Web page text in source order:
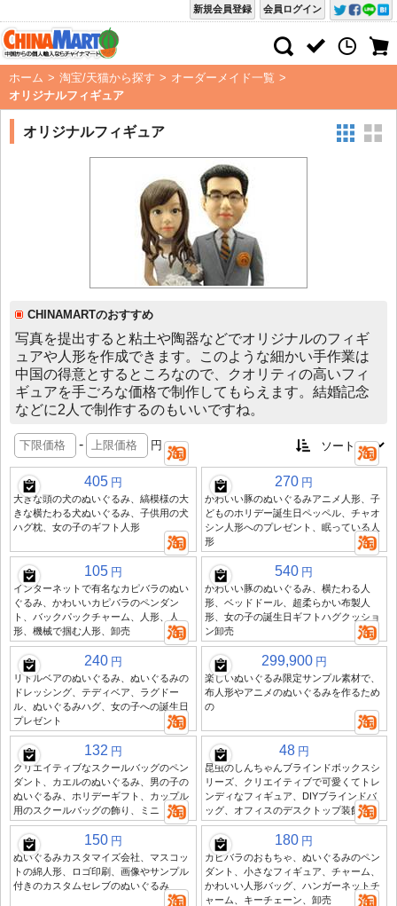
会員ログイン
新規会員登録
ホーム > 淘宝/天猫から探す > オーダーメイド一覧 >
オリジナルフィギュア
オリジナルフィギュア
CHINAMARTのおすすめ
写真を提出すると粘土や陶器などでオリジナルのフィギ
ュアや人形を作成できます。このような細かい手作業は
中国の得意とするところなので、クオリティの高いフィ
ギュアを手ごろな価格で制作してもらえます。結婚記念
などに2人で制作するのもいいですね。
- 円
405 円
大きな頭の犬のぬいぐるみ、縞模様の大
きな横たわる犬ぬいぐるみ、子供用の犬
ハグ枕、女の子のギフト人形
270 円
かわいい豚のぬいぐるみアニメ人形、子
どものホリデー誕生日ペッペル、チャオ
シン人形へのプレゼント、眠っている人
形
105 円
インターネットで有名なカピバラのぬい
ぐるみ、かわいいカピバラのペンダン
ト、バックパックチャーム、人形、人
形、機械で掴む人形、卸売
540 円
かわいい豚のぬいぐるみ、横たわる人
形、ベッドドール、超柔らかい布製人
形、女の子の誕生日ギフトハグクッショ
ン卸売
240 円
リトルベアのぬいぐるみ、ぬいぐるみの
ドレッシング、テディベア、ラグドー
ル、ぬいぐるみハグ、女の子への誕生日
プレゼント
299,900 円
楽しいぬいぐるみ限定サンプル素材で、
布人形やアニメのぬいぐるみを作るため
の
132 円
クリエイティブなスクールバッグのペン
ダント、カエルのぬいぐるみ、男の子の
ぬいぐるみ、ホリデーギフト、カップル
用のスクールバッグの飾り、ミニ
48 円
昆虫のしんちゃんブラインドボックスシ
リーズ、クリエイティブで可愛くてトレ
ンディなフィギュア、DIYブラインドバ
ッグ、オフィスのデスクトップ装飾
150 円
ぬいぐるみカスタマイズ会社、マスコッ
トの綿人形、ロゴ印刷、画像やサンプル
付きのカスタムセレブのぬいぐるみ
180 円
カピバラのおもちゃ、ぬいぐるみのペン
ダント、小さなフィギュア、チャーム、
かわいい人形バッグ、ハンガーネットチ
ャーム、キーチェーン、卸売